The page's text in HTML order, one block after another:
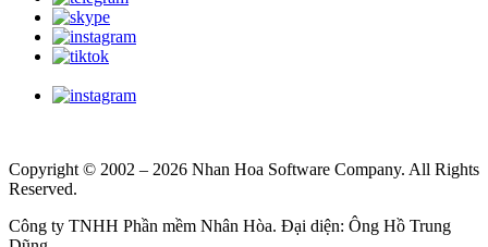
Copyright © 2002 – 2026 Nhan Hoa Software Company. All Rights
Reserved.
Công ty TNHH Phần mềm Nhân Hòa. Đại diện: Ông Hồ Trung